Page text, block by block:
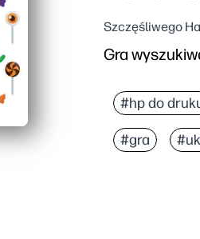
Szczęśliwego
Gra
#hp do
#gra